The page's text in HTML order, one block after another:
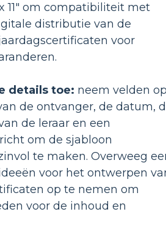
11" om compatibiliteit met
distributie van de
voor
details toe: neem velden
de ontvanger, de datum,
de leraar en een
om de sjabloon
te maken. Overweeg
voor het ontwerpen
op te nemen om
voor de inhoud en